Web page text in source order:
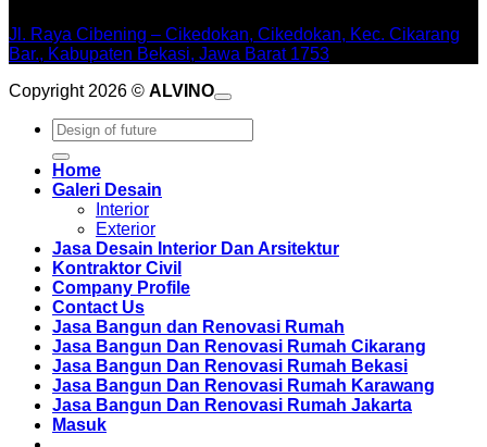
Jl. Raya Cibening – Cikedokan, Cikedokan, Kec. Cikarang
Bar., Kabupaten Bekasi, Jawa Barat 1753
Copyright 2026 © ALVINO
Pencarian
untuk:
Home
Galeri Desain
Interior
Exterior
Jasa Desain Interior Dan Arsitektur
Kontraktor Civil
Company Profile
Contact Us
Jasa Bangun dan Renovasi Rumah
Jasa Bangun Dan Renovasi Rumah Cikarang
Jasa Bangun Dan Renovasi Rumah Bekasi
Jasa Bangun Dan Renovasi Rumah Karawang
Jasa Bangun Dan Renovasi Rumah Jakarta
Masuk